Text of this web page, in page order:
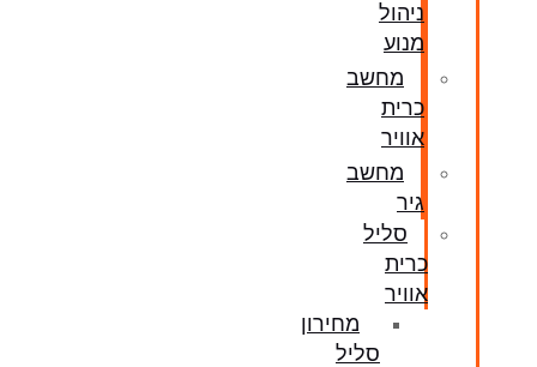
ניהול
מנוע
מחשב
כרית
אוויר
מחשב
גיר
סליל
כרית
אוויר
מחירון
סליל